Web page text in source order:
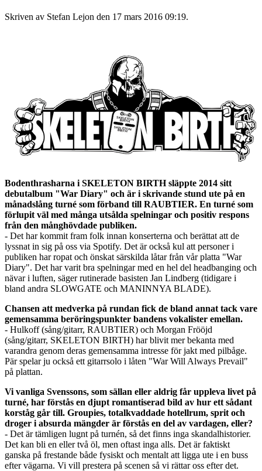
Skriven av Stefan Lejon den 17 mars 2016 09:19.
Bodenthrasharna i SKELETON BIRTH släppte 2014 sitt
debutalbum "War Diary" och är i skrivande stund ute på en
månadslång turné som förband till RAUBTIER. En turné som
förlupit väl med många utsålda spelningar och positiv respons
från den månghövdade publiken.
- Det har kommit fram folk innan konserterna och berättat att de
lyssnat in sig på oss via Spotify. Det är också kul att personer i
publiken har ropat och önskat särskilda låtar från vår platta "War
Diary". Det har varit bra spelningar med en hel del headbanging och
nävar i luften, säger rutinerade basisten Jan Lindberg (tidigare i
bland andra SLOWGATE och MANINNYA BLADE).
Chansen att medverka på rundan fick de bland annat tack vare
gemensamma beröringspunkter bandens vokalister emellan.
- Hulkoff (sång/gitarr, RAUBTIER) och Morgan Frööjd
(sång/gitarr, SKELETON BIRTH) har blivit mer bekanta med
varandra genom deras gemensamma intresse för jakt med pilbåge.
Pär spelar ju också ett gitarrsolo i låten "War Will Always Prevail"
på plattan.
Vi vanliga Svenssons, som sällan eller aldrig får uppleva livet på
turné, har förstås en djupt romantiserad bild av hur ett sådant
korståg går till. Groupies, totalkvaddade hotellrum, sprit och
droger i absurda mängder är förstås en del av vardagen, eller?
- Det är tämligen lugnt på turnén, så det finns inga skandalhistorier.
Det kan bli en eller två öl, men oftast inga alls. Det är faktiskt
ganska på frestande både fysiskt och mentalt att ligga ute i en buss
efter vägarna. Vi vill prestera på scenen så vi rättar oss efter det.